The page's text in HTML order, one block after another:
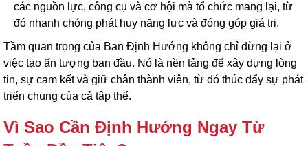
các nguồn lực, công cụ và cơ hội mà tổ chức mang lại, từ
đó nhanh chóng phát huy năng lực và đóng góp giá trị.
Tầm quan trọng của Ban Định Hướng không chỉ dừng lại ở
việc tạo ấn tượng ban đầu. Nó là nền tảng để xây dựng lòng
tin, sự cam kết và giữ chân thành viên, từ đó thúc đẩy sự phát
triển chung của cả tập thể.
Vì Sao Cần Định Hướng Ngay Từ